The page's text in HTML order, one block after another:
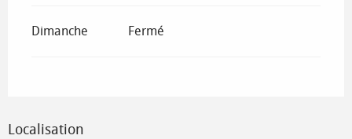
Dimanche Fermé
Localisation